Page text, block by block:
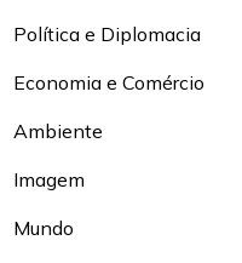
Política e Diplomacia
Economia e Comércio
Ambiente
Imagem
Mundo